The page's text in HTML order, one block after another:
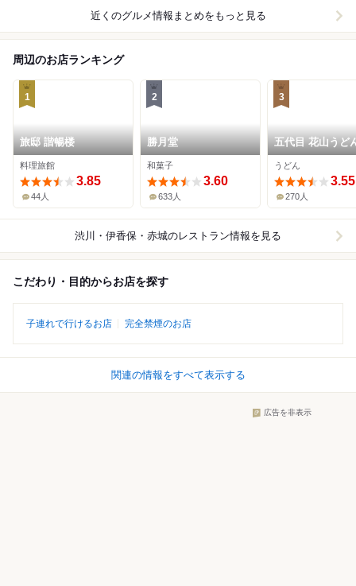
近くのグルメ情報まとめをもっと見る
周辺のお店ランキング
1
旅邸 諧暢楼
料理旅館
3.85
44人
2
勝月堂
和菓子
3.60
633人
3
五代目 花山うど
香保石段店
うどん
3.55
270人
渋川・伊香保・赤城のレストラン情報を見る
こだわり・目的からお店を探す
子連れで行けるお店 完全禁煙のお店
関連の情報をすべて表示する
広告を非表示